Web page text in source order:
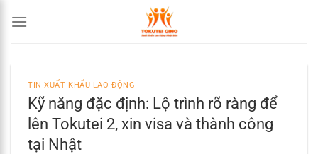
đến
TIN XUẤT KHẨU LAO ĐỘNG
Kỹ năng đặc định: Lộ trình rõ ràng để
lên Tokutei 2, xin visa và thành công
tại Nhật